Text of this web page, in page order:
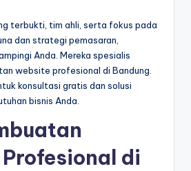
terbukti, tim ahli, serta fokus pada
dan strategi pemasaran,
Anda. Mereka spesialis
website profesional di Bandung.
konsultasi gratis dan solusi
bisnis Anda.
di